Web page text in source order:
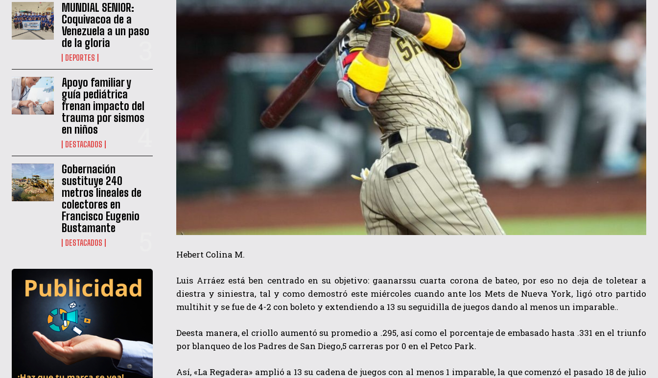
MUNDIAL SENIOR:
Coquivacoa de a
Venezuela a un paso
de la gloria
DEPORTES
Apoyo familiar y
guía pediátrica
frenan impacto del
trauma por sismos
en niños
DESTACADOS
Gobernación
sustituye 240
metros lineales de
colectores en
Francisco Eugenio
Bustamante
DESTACADOS
Hebert Colina M.
Luis Arráez está ben centrado en su objetivo: gaanarssu cuarta corona de bateo, por eso no deja de toletear a
diestra y siniestra, tal y como demostró este miércoles cuando ante los Mets de Nueva York, ligó otro partido
multihit y se fue de 4-2 con boleto y extendiendo a 13 su seguidilla de juegos dando al menos un imparable..
Deesta manera, el criollo aumentó su promedio a .295, así como el porcentaje de embasado hasta .331 en el triunfo
por blanqueo de los Padres de San Diego,5 carreras por 0 en el Petco Park.
Así, «La Regadera» amplió a 13 su cadena de juegos con al menos 1 imparable,la que comenzó el pasado 18 de julio